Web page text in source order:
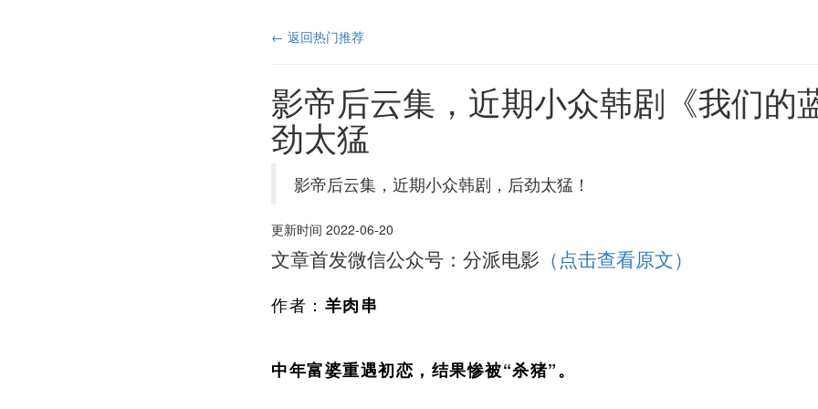
← 返回热门推荐
影帝后云集，近期小众韩剧《我们的
劲太猛
影帝后云集，近期小众韩剧，后劲太猛！
更新时间 2022-06-20
文章首发微信公众号：分派电影 （点击查看原文）
作者： 羊肉串
中年富婆重遇初恋，结果惨被“杀猪”。